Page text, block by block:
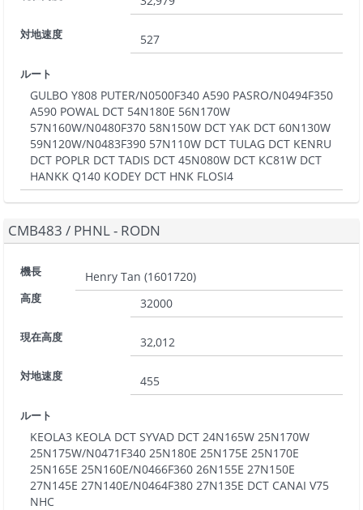
対地速度 527
ルート
GULBO Y808 PUTER/N0500F340 A590 PASRO/N0494F350
A590 POWAL DCT 54N180E 56N170W
57N160W/N0480F370 58N150W DCT YAK DCT 60N130W
59N120W/N0483F390 57N110W DCT TULAG DCT KENRU
DCT POPLR DCT TADIS DCT 45N080W DCT KC81W DCT
HANKK Q140 KODEY DCT HNK FLOSI4
CMB483 / PHNL - RODN
機長 Henry Tan (1601720)
高度 32000
現在高度 32,012
対地速度 455
ルート
KEOLA3 KEOLA DCT SYVAD DCT 24N165W 25N170W
25N175W/N0471F340 25N180E 25N175E 25N170E
25N165E 25N160E/N0466F360 26N155E 27N150E
27N145E 27N140E/N0464F380 27N135E DCT CANAI V75
NHC